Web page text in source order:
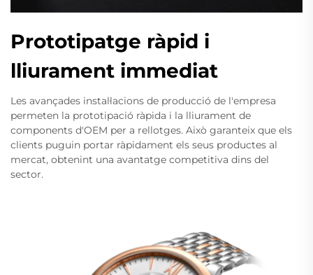
Prototipatge ràpid i
lliurament immediat
Les avançades instal·lacions de producció de l'empresa
permeten la prototipació ràpida i la lliurament de
components d'OEM per a rellotges. Això garanteix que els
clients puguin portar ràpidament els seus productes al
mercat, obtenint una avantatge competitiva dins del
sector.